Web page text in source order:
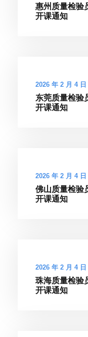
惠州质量检验
开课通知
2026 年 2 月 4 日
东莞质量检验
开课通知
2026 年 2 月 4 日
佛山质量检验
开课通知
2026 年 2 月 4 日
珠海质量检验
开课通知